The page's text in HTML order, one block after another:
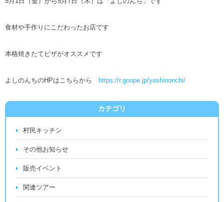
食材や手作りにこだわったお店です
本格焼きたてピザがオススメです
よしのんちのHPはこちらから https://r.goope.jp/yoshinonchi/
カテゴリ
村民キッチン
その他お知らせ
販売イベント
関連ツアー